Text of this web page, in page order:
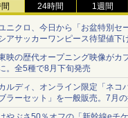
24時間 1週間
ニクロ、今日から「お盆特別セ
アサッカーワンピース待望値下
ョーツは1990円に
映の歴代オープニング映像がカ
。全5種で8月下旬発売
ルディ、オンライン限定「ネコ
ラーセット」を一般販売。7月
選無効分